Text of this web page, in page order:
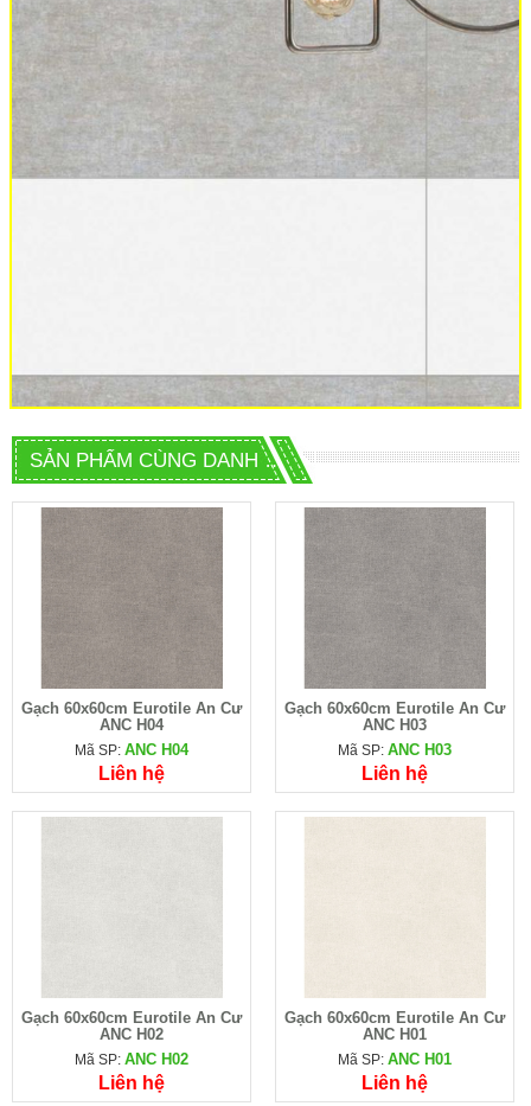
SẢN PHẨM CÙNG DANH MỤC
Gạch 60x60cm Eurotile An Cư
ANC H04
Mã SP: ANC H04
Liên hệ
Gạch 60x60cm Eurotile An Cư
ANC H03
Mã SP: ANC H03
Liên hệ
Gạch 60x60cm Eurotile An Cư
ANC H02
Mã SP: ANC H02
Liên hệ
Gạch 60x60cm Eurotile An Cư
ANC H01
Mã SP: ANC H01
Liên hệ